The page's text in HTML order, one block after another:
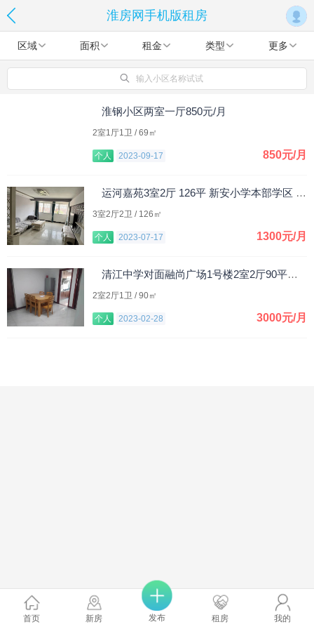
淮房网手机版租房
区域 面积 租金 类型 更多
输入小区名称试试
淮钢小区两室一厅850元/月
2室1厅1卫 / 69㎡
个人 2023-09-17 850元/月
运河嘉苑3室2厅 126平 新安小学本部学区 1300元/月
3室2厅2卫 / 126㎡
个人 2023-07-17 1300元/月
清江中学对面融尚广场1号楼2室2厅90平米，整租。
2室2厅1卫 / 90㎡
个人 2023-02-28 3000元/月
首页 新房 发布 租房 我的